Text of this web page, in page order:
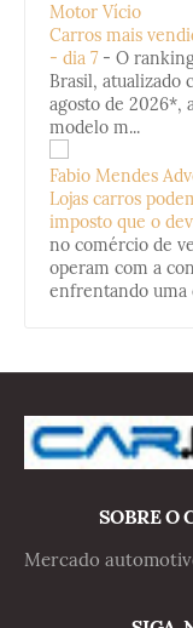
Motor Vício
Carros mais
- dia 7 - O
Brasil, atualizado
agosto de 2026*,
modelo m...
Fabio Mendes
Lojas carros
imposto que o
no comércio de
operam com a
enfrentando uma
SOBRE O
Mercado